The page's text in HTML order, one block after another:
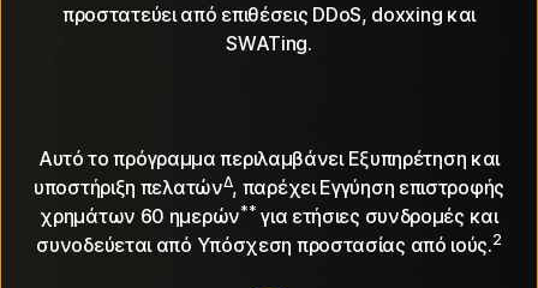
προστατεύει από επιθέσεις DDoS, doxxing και
SWATing.
Αυτό το πρόγραμμα περιλαμβάνει Εξυπηρέτηση και
υποστήριξη πελατώνΔ, παρέχει Εγγύηση επιστροφής
χρημάτων 60 ημερών** για ετήσιες συνδρομές και
συνοδεύεται από Υπόσχεση προστασίας από ιούς.2